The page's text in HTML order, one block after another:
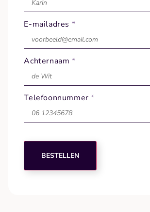
E-mailadres *
Achternaam *
Telefoonnummer*
BESTELLEN